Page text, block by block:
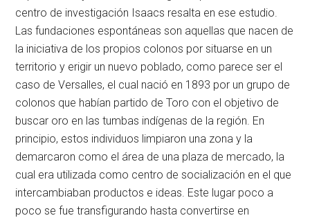
centro de investigación Isaacs resalta en ese estudio.
Las fundaciones espontáneas son aquellas que nacen de
la iniciativa de los propios colonos por situarse en un
territorio y erigir un nuevo poblado, como parece ser el
caso de Versalles, el cual nació en 1893 por un grupo de
colonos que habían partido de Toro con el objetivo de
buscar oro en las tumbas indígenas de la región. En
principio, estos individuos limpiaron una zona y la
demarcaron como el área de una plaza de mercado, la
cual era utilizada como centro de socialización en el que
intercambiaban productos e ideas. Este lugar poco a
poco se fue transfigurando hasta convertirse en